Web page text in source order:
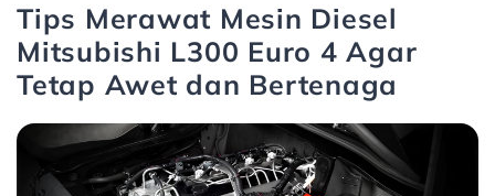
Tips Merawat Mesin Diesel
Mitsubishi L300 Euro 4 Agar
Tetap Awet dan Bertenaga